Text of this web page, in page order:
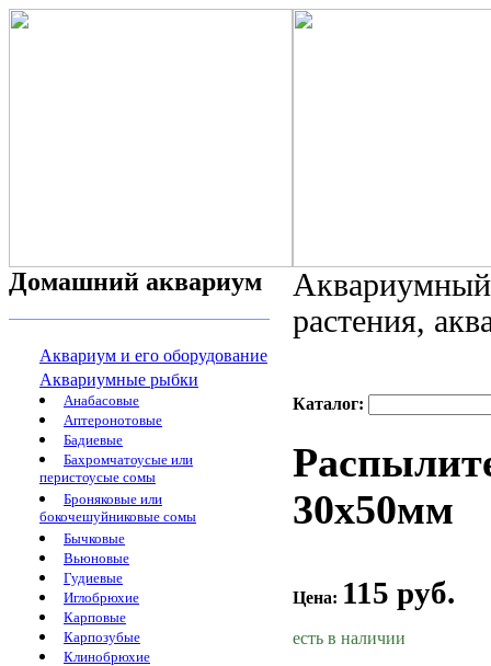
Домашний аквариум
Аквариум и его оборудование
Аквариумные рыбки
Анабасовые
Аптеронотовые
Бадиевые
Бахромчатоусые или
перистоусые сомы
Броняковые или
бокочешуйниковые сомы
Бычковые
Вьюновые
Гудиевые
Иглобрюхие
Карповые
Карпозубые
Клинобрюхие
растения,
Каталог:
30х50мм
Цена: 115 руб.
есть в наличии